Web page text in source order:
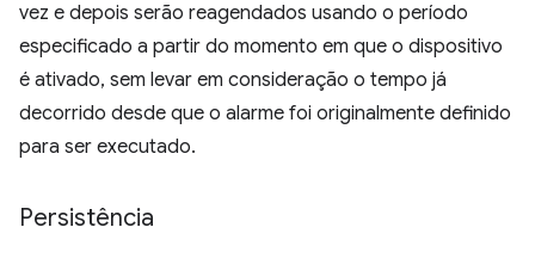
vez e depois serão reagendados usando o período
especificado a partir do momento em que o dispositivo
é ativado, sem levar em consideração o tempo já
decorrido desde que o alarme foi originalmente definido
para ser executado.
Persistência